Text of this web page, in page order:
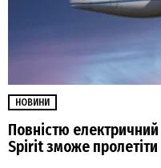
НОВИНИ
Повністю
Spirit зможе